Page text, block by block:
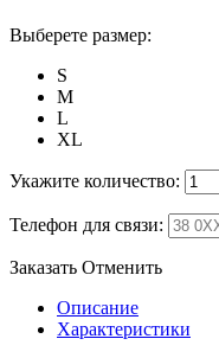
Выберете размер:
S
M
L
XL
Укажите количество:
Телефон для связи:
Заказать Отменить
Описание
Характеристики